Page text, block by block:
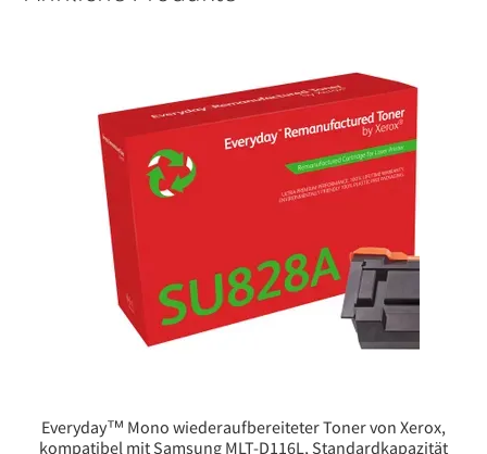
Everyday™ Mono wiederaufbereiteter Toner von Xerox,
kompatibel mit Samsung MLT-D116L, Standardkapazität